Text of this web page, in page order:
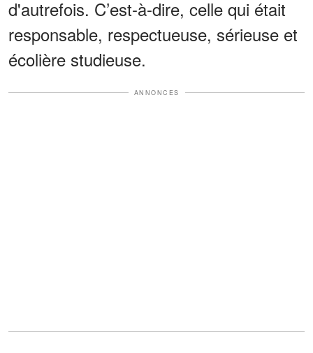
d'autrefois. C’est-à-dire, celle qui était
responsable, respectueuse, sérieuse et
écolière studieuse.
ANNONCES